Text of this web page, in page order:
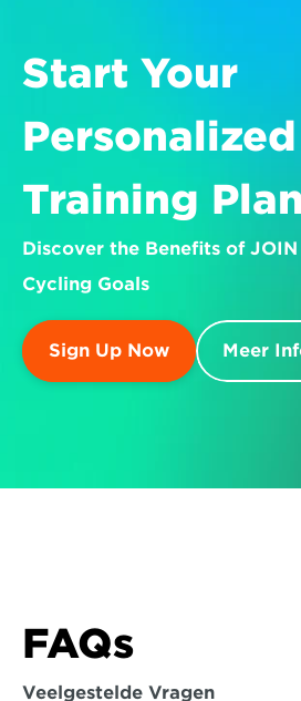
Start Your
Personalized
Training
Discover the Benefits of
Cycling Goals
Sign Up Now Meer
FAQs
Veelgestelde Vragen